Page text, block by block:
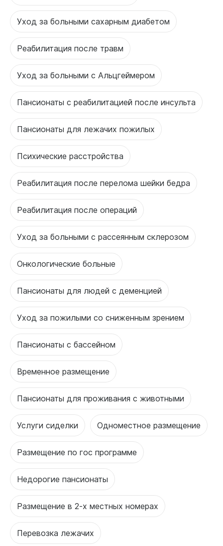
Уход за больными сахарным диабетом
Реабилитация после травм
Уход за больными с Альцгеймером
Пансионаты с реабилитацией после инсульта
Пансионаты для лежачих пожилых
Психические расстройства
Реабилитация после перелома шейки бедра
Реабилитация после операций
Уход за больными с рассеянным склерозом
Онкологические больные
Пансионаты для людей с деменцией
Уход за пожилыми со сниженным зрением
Пансионаты с бассейном
Временное размещение
Пансионаты для проживания с животными
Услуги сиделки Одноместное размещение
Размещение по гос программе
Недорогие пансионаты
Размещение в 2-х местных номерах
Перевозка лежачих